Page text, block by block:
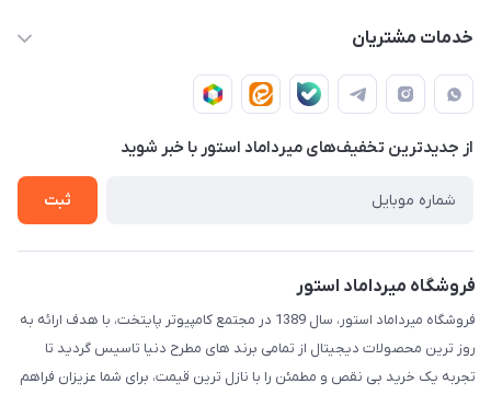
پایتخت - طبقه اول - واحد 172
صـفـحـه اصـلـی
دربـاره مـیـردامـاد اسـتـور
خدمات مشتریان
قـوانـیـن و مـقـررات
روش هـای پـرداخـت
تـیـکـت بـه پـشـتـیـبـانـی
از جدید‌ترین تخفیف‌های میرداماد استور با‌ خبر شوید
ثبت
فروشگاه میرداماد استور
فروشگاه میرداماد استور، سال 1389 در مجتمع کامپیوتر پایتخت، با هدف ارائه به
روز ترین محصولات دیجیتال از تمامی برند های مطرح دنیا تاسیس گردید تا
تجربه یک خرید بی نقص و مطمئن را با نازل ترین قیمت، برای شما عزیزان فراهم